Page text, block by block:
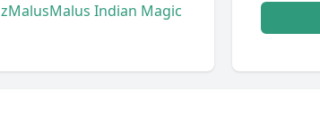
MalusMalus Indian Magic